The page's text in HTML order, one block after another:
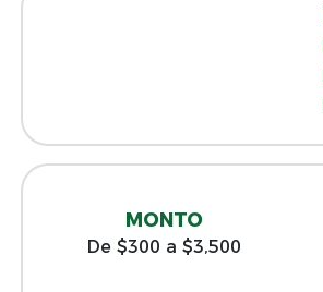
MONTO
De $300 a $3,500